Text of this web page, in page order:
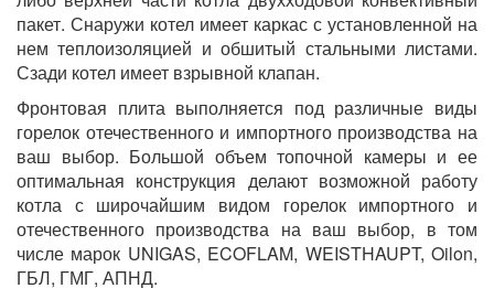
пакет. Снаружи котел имеет каркас с установленной на
нем теплоизоляцией и обшитый стальными листами.
Сзади котел имеет взрывной клапан.
Фронтовая плита выполняется под различные виды
горелок отечественного и импортного производства на
ваш выбор. Большой объем топочной камеры и ее
оптимальная конструкция делают возможной работу
котла с широчайшим видом горелок импортного и
отечественного производства на ваш выбор, в том
числе марок UNIGAS, ECOFLAM, WEISTHAUPT, Oilon,
ГБЛ, ГМГ, АПНД.